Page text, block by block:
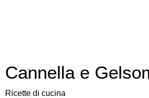
Cannella e
Ricette di cucina